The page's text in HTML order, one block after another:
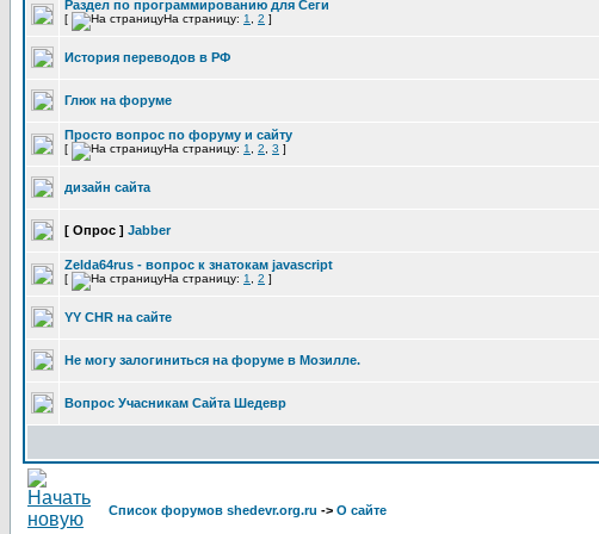
Раздел по программированию для Сеги
[ На страницу: 1 2 ]
История переводов в РФ
Глюк на форуме
Просто вопрос по форуму и сайту
[ На страницу: 1 2 3 ]
дизайн сайта
[ Опрос ] Jabber
Zelda64rus - вопрос к знатокам javascript
[ На страницу: 1 2 ]
YY CHR на сайте
Не могу залогиниться на форуме в Мозилле.
Вопрос Учасникам Сайта Шедевр
Список форумов shedevr.org.ru -> О сайте